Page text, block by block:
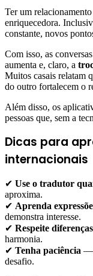
Ter um
enriquecedora.
constante, novos
Com isso, as
aumenta e, claro, a
Muitos casais relatam
do outro fortalecem o
Além disso, os
pessoas que, sem a
Dicas para
internacionais
✔ Use o tradutor
aproxima.
✔ Aprenda
demonstra interesse.
✔ Respeite
harmonia.
✔ Tenha paciência —
desafio.